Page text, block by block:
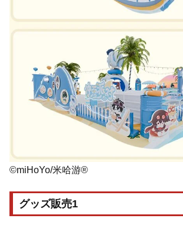
©miHoYo/米哈游®
グッズ販売1